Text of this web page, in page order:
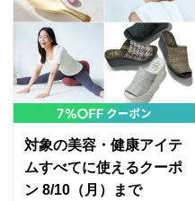
対象の美容・健康アイテ
ムすべてに使えるクーポ
ン 8/10（月）まで